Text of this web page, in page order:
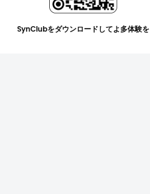
SynClubをダウンロードしてよ多体験を